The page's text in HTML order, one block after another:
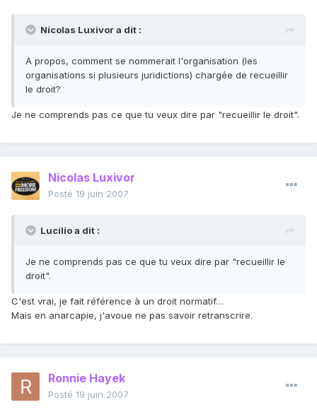
Nicolas Luxivor a dit :
A propos, comment se nommerait l'organisation (les
organisations si plusieurs juridictions) chargée de recueillir
le droit?
Je ne comprends pas ce que tu veux dire par "recueillir le droit".
Nicolas Luxivor
Posté 19 juin 2007
Lucilio a dit :
Je ne comprends pas ce que tu veux dire par "recueillir le
droit".
C'est vrai, je fait référence à un droit normatif…
Mais en anarcapie, j'avoue ne pas savoir retranscrire.
Ronnie Hayek
Posté 19 juin 2007